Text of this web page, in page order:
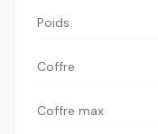
Poids
Coffre
Coffre max